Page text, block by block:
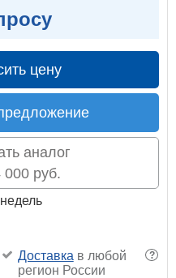
цену
аналог
000 руб.
?
Доставка в любой
регион России